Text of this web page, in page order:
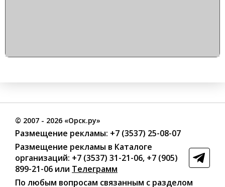
© 2007 - 2026 «Орск.ру»
Размещение рекламы: +7 (3537) 25-08-07
Размещение рекламы в Каталоге
организаций: +7 (3537) 31-21-06, +7 (905)
899-21-06 или Телеграмм
По любым вопросам связанным с разделом